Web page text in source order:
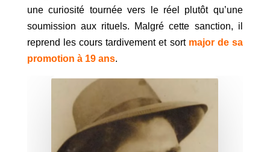
une curiosité tournée vers le réel plutôt qu’une
soumission aux rituels. Malgré cette sanction, il
reprend les cours tardivement et sort major de sa
promotion à 19 ans.